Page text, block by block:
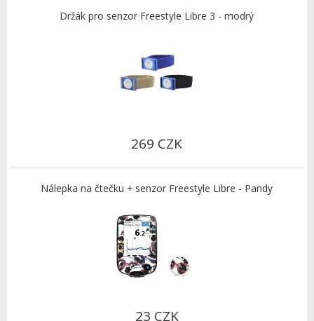
Držák pro senzor Freestyle Libre 3 - modrý
269 CZK
Nálepka na čtečku + senzor Freestyle Libre - Pandy
23 CZK